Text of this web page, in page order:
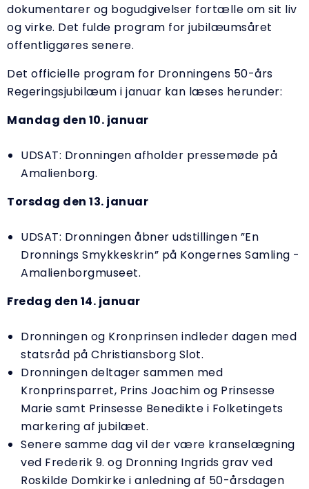
dokumentarer og bogudgivelser fortælle om sit liv
og virke. Det fulde program for jubilæumsåret
offentliggøres senere.
Det officielle program for Dronningens 50-års
Regeringsjubilæum i januar kan læses herunder:
Mandag den 10. januar
UDSAT: Dronningen afholder pressemøde på
Amalienborg.
Torsdag den 13. januar
UDSAT: Dronningen åbner udstillingen ”En
Dronnings Smykkeskrin” på Kongernes Samling -
Amalienborgmuseet.
Fredag den 14. januar
Dronningen og Kronprinsen indleder dagen med
statsråd på Christiansborg Slot.
Dronningen deltager sammen med
Kronprinsparret, Prins Joachim og Prinsesse
Marie samt Prinsesse Benedikte i Folketingets
markering af jubilæet.
Senere samme dag vil der være kranselægning
ved Frederik 9. og Dronning Ingrids grav ved
Roskilde Domkirke i anledning af 50-årsdagen